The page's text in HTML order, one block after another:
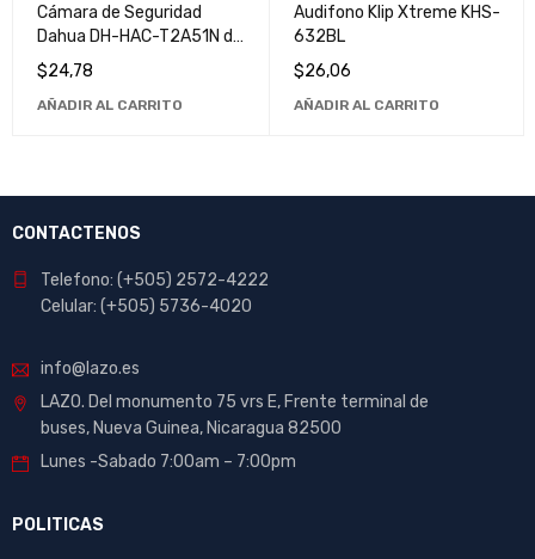
Cámara de Seguridad
Dahua DH-HAC-T2A51N de
Alta Definición - Ideal para
Vigilancia Doméstica y
Comercial
$24,78
AÑADIR AL CARRITO
Audifono Klip Xtreme KHS-
632BL
$26,06
AÑADIR AL CARRITO
CONTACTENOS
Telefono: (+505) 2572-4222
Celular: (+505) 5736-4020
info@lazo.es
LAZO. Del monumento 75 vrs E, Frente terminal de
buses, Nueva Guinea, Nicaragua 82500
Lunes -Sabado 7:00am – 7:00pm
POLITICAS